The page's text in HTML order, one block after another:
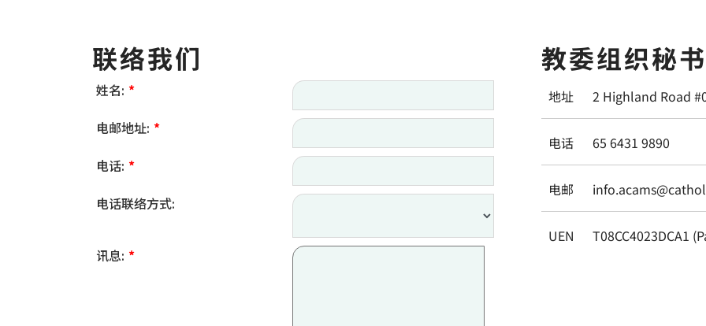
联络我们
姓名: *
电邮地址: *
电话: *
电话联络方式:
讯息: *
教委组织秘
地址 2 Highland Road
电话 65 6431 9890
电邮
UEN T08CC4023DCA1